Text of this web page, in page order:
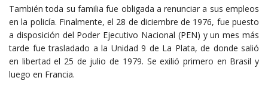
También toda su familia fue obligada a renunciar a sus empleos
en la policía. Finalmente, el 28 de diciembre de 1976, fue puesto
a disposición del Poder Ejecutivo Nacional (PEN) y un mes más
tarde fue trasladado a la Unidad 9 de La Plata, de donde salió
en libertad el 25 de julio de 1979. Se exilió primero en Brasil y
luego en Francia.